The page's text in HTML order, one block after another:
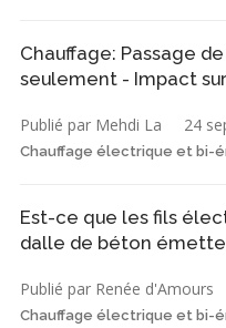
Chauffage: Passage
seulement - Impact
Publié par Mehdi La 24
Chauffage électrique et bi-
Est-ce que les fils
dalle de béton
Publié par Renée d'Amours
Chauffage électrique et bi-